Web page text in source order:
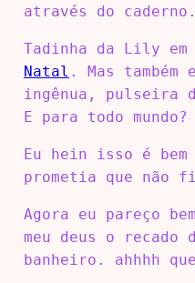
através do caderno.
Tadinha da Lily
Natal . Mas também
ingênua, pulseira
E para todo mundo?
Eu hein isso é bem
prometia que não
Agora eu pareço
meu deus o recado
banheiro. ahhhh